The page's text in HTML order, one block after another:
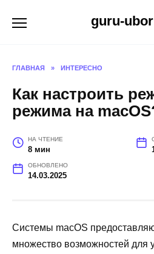
guru-
ГЛАВНАЯ » ИНТЕРЕСНО
Как настроить
режима на
НА ЧТЕНИЕ
8 мин
ОБНОВЛЕНО
14.03.2025
Системы macOS
множество возможностей для